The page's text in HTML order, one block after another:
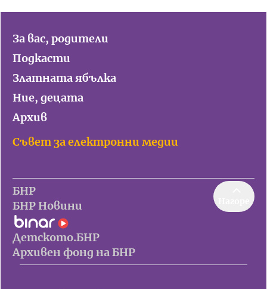
За вас, родители
Подкасти
Златната ябълка
Ние, децата
Архив
Съвет за електронни медии
БНР
БНР Новини
Детското.БНР
Архивен фонд на БНР